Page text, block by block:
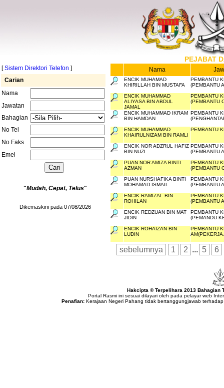
PEJABAT
[Sistem Direktori Telefon ]
Carian
Nama
Jawatan
Bahagian
No Tel
No Faks
Emel
"Mudah, Cepat, Telus"
Dikemaskini pada 07/08/2026
Nama
ENCIK MUHAMAD
KHIRILLAH BIN MUSTAFA
PEMBANTU
(PEMBANTU
ENCIK MUHAMMAD
ALIYASA BIN ABDUL
JAMAL
PEMBANTU
(PEMBANTU
ENCIK MUHAMMAD IKRAM
BIN HAMDAN
PEMBANTU
ENCIK MUHAMMAD
KHAIRULNIZAM BIN RAMLI
PEMBANTU
ENCIK NOR ADZRUL HAFIZ
BIN NUZI
PEMBANTU
(PEMBANTU
PUAN NOR AMIZA BINTI
AZMAN
PEMBANTU
(PEMBANTU
PUAN NURSHAFIKA BINTI
MOHAMAD ISMAIL
PEMBANTU
(PEMBANTU
ENCIK RAMIZAL BIN
ROHILAN
PEMBANTU
(PEMBANTU
ENCIK REDZUAN BIN MAT
JIDIN
PEMBANTU
(PEMANDU
ENCIK ROHAIZAN BIN
LUDIN
PEMBANTU
AM(PEKERJA
sebelumnya 1 2 ... 5 6
Hakcipta © Terpelihara 2013 Bahagian
Portal Rasmi ini sesuai dilayari oleh pada pelayar web
Penafian:Kerajaan Negeri Pahang tidak bertanggungjawab